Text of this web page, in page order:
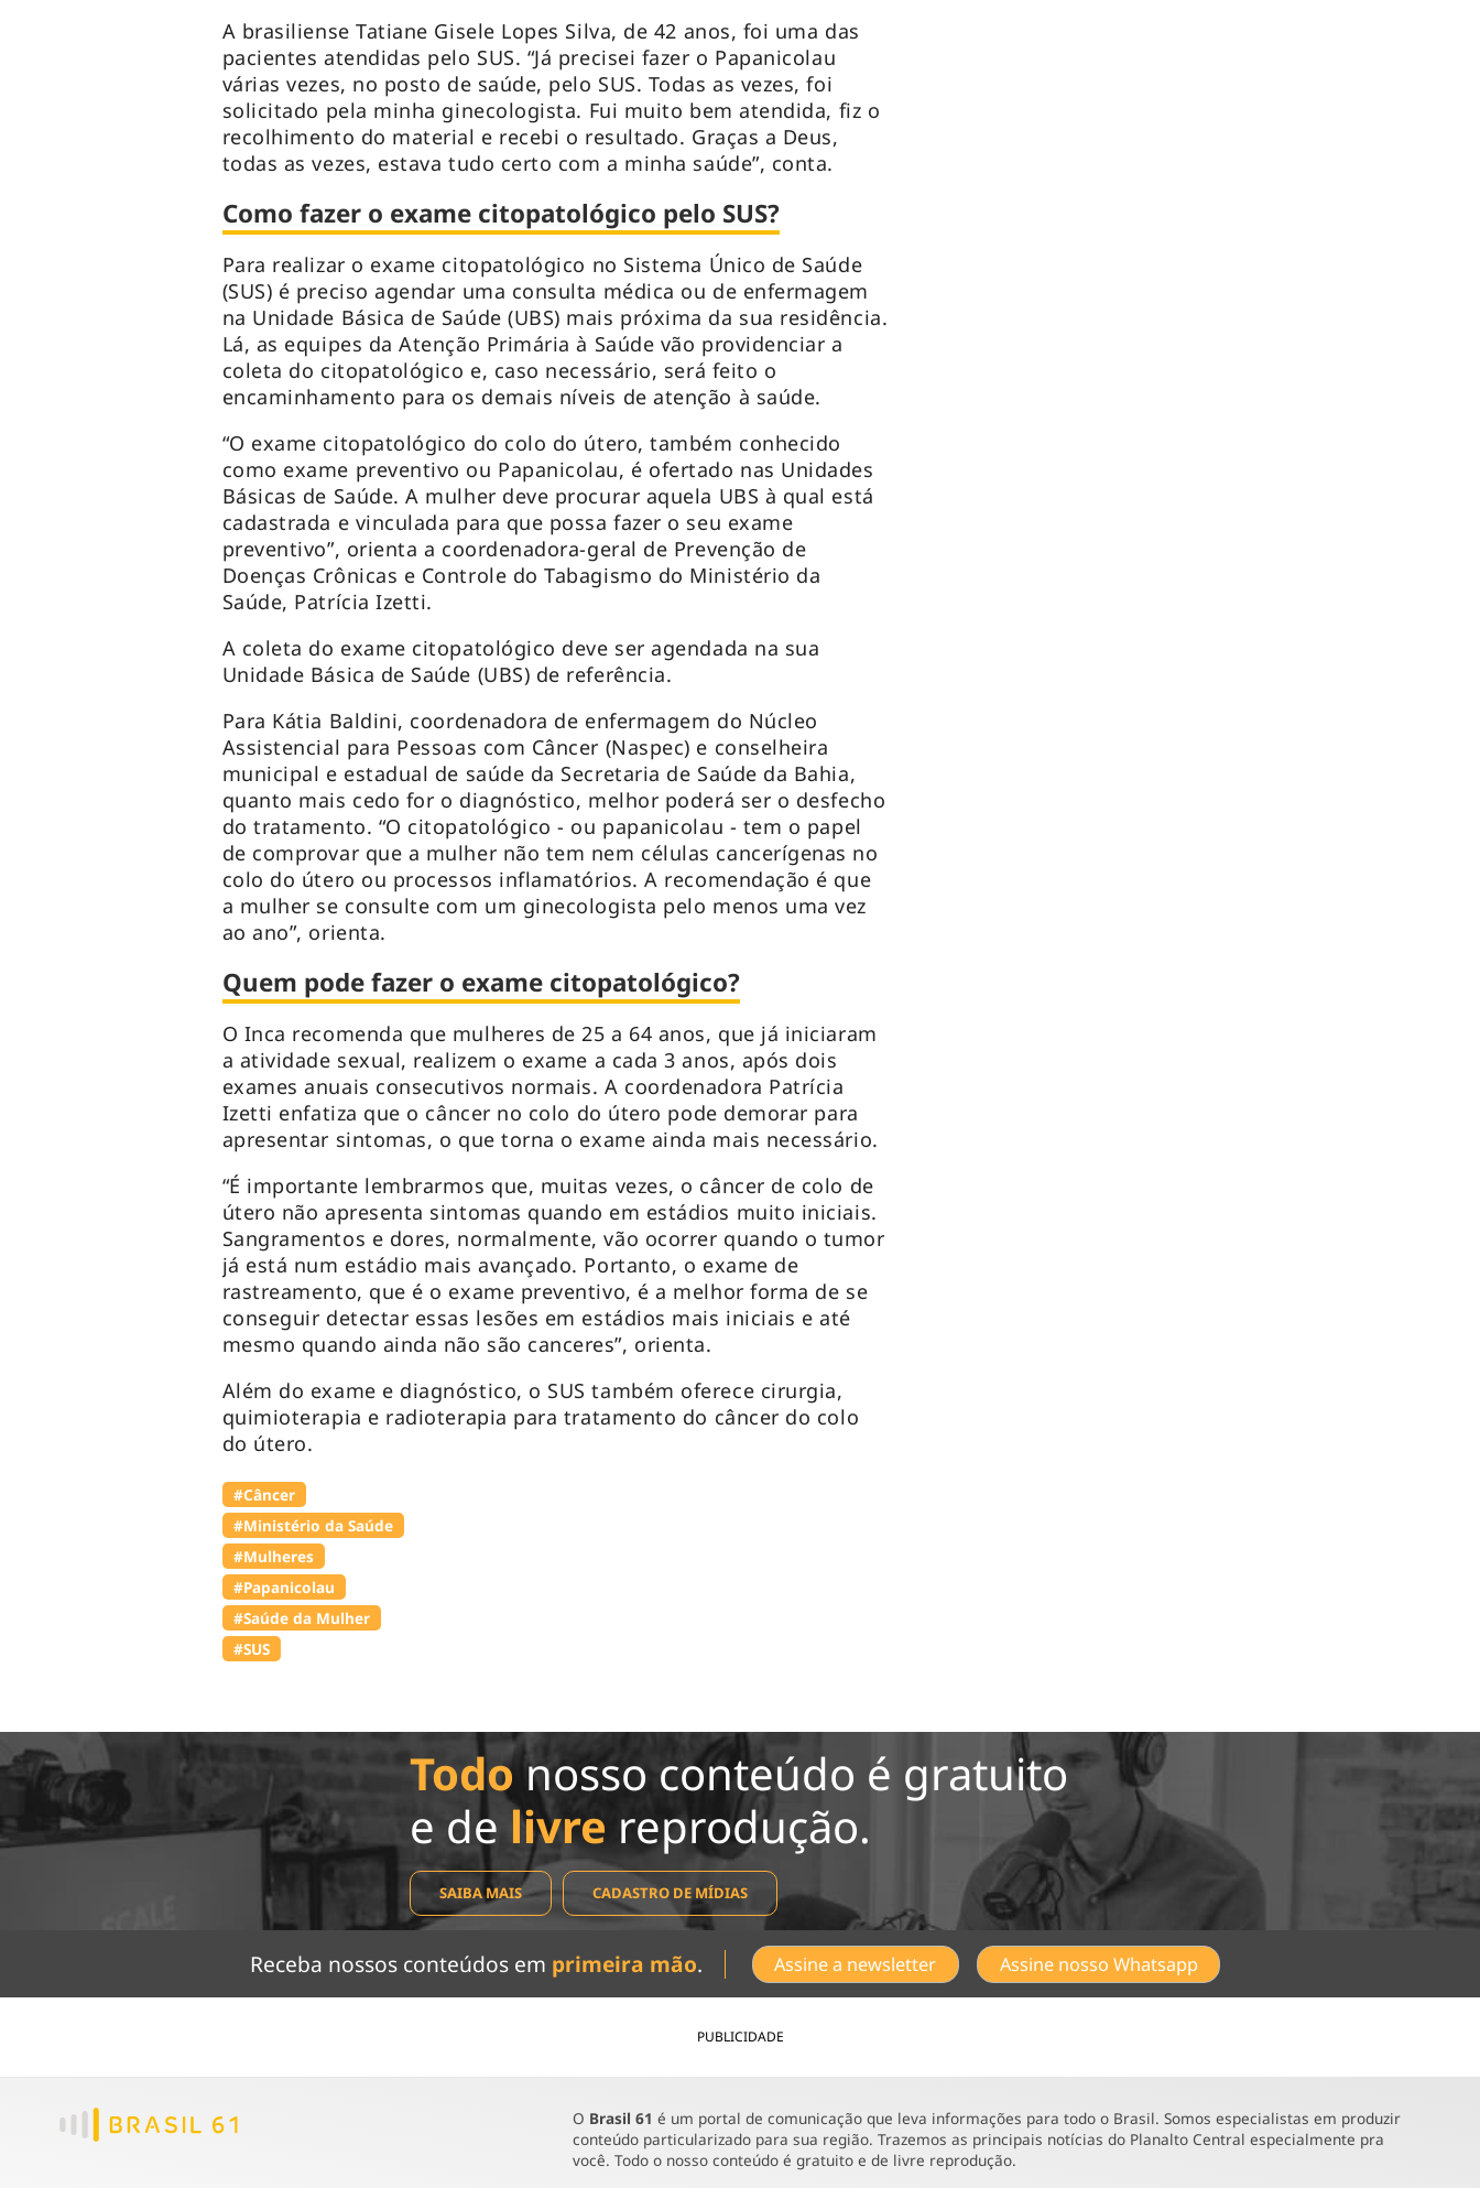
A brasiliense Tatiane Gisele Lopes Silva, de 42 anos, foi uma das
pacientes atendidas pelo SUS. “Já precisei fazer o Papanicolau
várias vezes, no posto de saúde, pelo SUS. Todas as vezes, foi
solicitado pela minha ginecologista. Fui muito bem atendida, fiz o
recolhimento do material e recebi o resultado. Graças a Deus,
todas as vezes, estava tudo certo com a minha saúde”, conta.
Como fazer o exame citopatológico pelo SUS?
Para realizar o exame citopatológico no Sistema Único de Saúde
(SUS) é preciso agendar uma consulta médica ou de enfermagem
na Unidade Básica de Saúde (UBS) mais próxima da sua residência.
Lá, as equipes da Atenção Primária à Saúde vão providenciar a
coleta do citopatológico e, caso necessário, será feito o
encaminhamento para os demais níveis de atenção à saúde.
“O exame citopatológico do colo do útero, também conhecido
como exame preventivo ou Papanicolau, é ofertado nas Unidades
Básicas de Saúde. A mulher deve procurar aquela UBS à qual está
cadastrada e vinculada para que possa fazer o seu exame
preventivo”, orienta a coordenadora-geral de Prevenção de
Doenças Crônicas e Controle do Tabagismo do Ministério da
Saúde, Patrícia Izetti.
A coleta do exame citopatológico deve ser agendada na sua
Unidade Básica de Saúde (UBS) de referência.
Para Kátia Baldini, coordenadora de enfermagem do Núcleo
Assistencial para Pessoas com Câncer (Naspec) e conselheira
municipal e estadual de saúde da Secretaria de Saúde da Bahia,
quanto mais cedo for o diagnóstico, melhor poderá ser o desfecho
do tratamento. “O citopatológico - ou papanicolau - tem o papel
de comprovar que a mulher não tem nem células cancerígenas no
colo do útero ou processos inflamatórios. A recomendação é que
a mulher se consulte com um ginecologista pelo menos uma vez
ao ano”, orienta.
Quem pode fazer o exame citopatológico?
O Inca recomenda que mulheres de 25 a 64 anos, que já iniciaram
a atividade sexual, realizem o exame a cada 3 anos, após dois
exames anuais consecutivos normais. A coordenadora Patrícia
Izetti enfatiza que o câncer no colo do útero pode demorar para
apresentar sintomas, o que torna o exame ainda mais necessário.
“É importante lembrarmos que, muitas vezes, o câncer de colo de
útero não apresenta sintomas quando em estádios muito iniciais.
Sangramentos e dores, normalmente, vão ocorrer quando o tumor
já está num estádio mais avançado. Portanto, o exame de
rastreamento, que é o exame preventivo, é a melhor forma de se
conseguir detectar essas lesões em estádios mais iniciais e até
mesmo quando ainda não são canceres”, orienta.
Além do exame e diagnóstico, o SUS também oferece cirurgia,
quimioterapia e radioterapia para tratamento do câncer do colo
do útero.
#Câncer
#Ministério da Saúde
#Mulheres
#Papanicolau
#Saúde da Mulher
#SUS
Todonosso conteúdo é gratuito
e de livre reprodução.
SAIBA MAIS CADASTRO DE MÍDIAS
Receba nossos conteúdos em primeira mão. Assine a newsletter Assine nosso Whatsapp
PUBLICIDADE
O Brasil 61 é um portal de comunicação que leva informações para todo o Brasil. Somos especialistas em produzir
conteúdo particularizado para sua região. Trazemos as principais notícias do Planalto Central especialmente pra
você. Todo o nosso conteúdo é gratuito e de livre reprodução.